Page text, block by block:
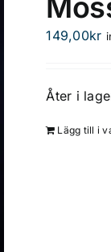
149,00kr
Åter i
Lägg till i